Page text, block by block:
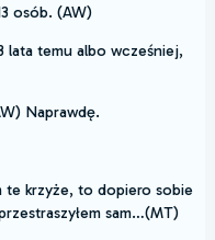
osób. (AW)
lata temu albo wcześniej,
Naprawdę.
te krzyże, to dopiero sobie
sam…(MT)